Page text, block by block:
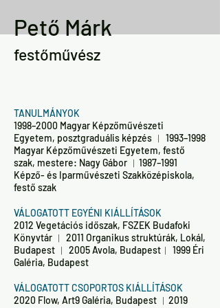
Pető Márk
festőművész
TANULMÁNYOK
1998–2000 Magyar Képzőművészeti
Egyetem, posztgraduális képzés ︱ 1993–1998
Magyar Képzőművészeti Egyetem, festő
szak, mestere: Nagy Gábor ︱1987–1991
Képző- és Iparművészeti Szakközépiskola,
festő szak
VÁLOGATOTT EGYÉNI KIÁLLÍTÁSOK
2012 Vegetációs időszak, FSZEK Budafoki
Könyvtár ︱ 2011 Organikus struktúrák, Lokál,
Budapest ︱ 2005 Avola, Budapest︱ 1999 Éri
Galéria, Budapest
VÁLOGATOTT CSOPORTOS KIÁLLÍTÁSOK
2020 Flow, Art9 Galéria, Budapest ︱2019